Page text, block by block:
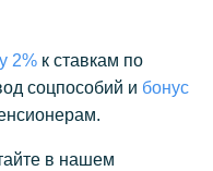
2% к ставкам по
соцпособий и бонус
в нашем